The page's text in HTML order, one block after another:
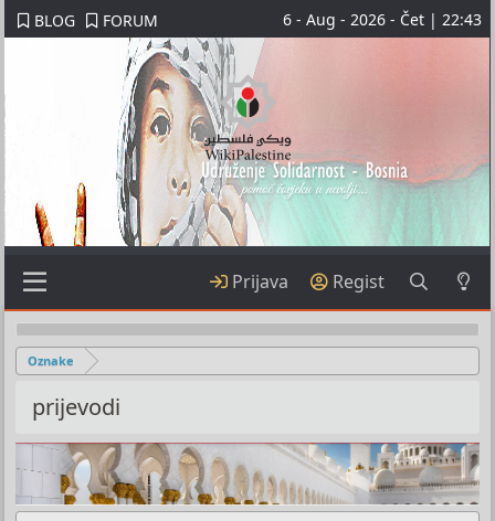
BLOG FORUM 6 - Aug - 2026 - Čet | 22:43
Prijava Regist
Oznake
prijevodi